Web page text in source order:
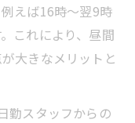
えば16時～翌9時
これにより、昼間
大きなメリットと
勤スタッフからの